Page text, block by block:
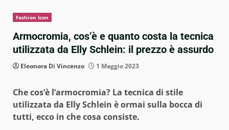
Fashion Icon
Armocromia, cos’è e quanto costa la tecnica
utilizzata da Elly Schlein: il prezzo è assurdo
Eleonora Di Vincenzo 1 Maggio 2023
Che cos’è l’armocromia? La tecnica di stile
utilizzata da Elly Schlein è ormai sulla bocca di
tutti, ecco in che cosa consiste.